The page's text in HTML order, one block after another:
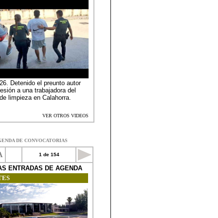
DE CONVOCATORIAS